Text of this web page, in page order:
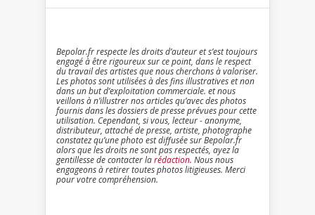
Bepolar.fr respecte les droits d’auteur et s’est toujours
engagé à être rigoureux sur ce point, dans le respect
du travail des artistes que nous cherchons à valoriser.
Les photos sont utilisées à des fins illustratives et non
dans un but d’exploitation commerciale. et nous
veillons à n’illustrer nos articles qu’avec des photos
fournis dans les dossiers de presse prévues pour cette
utilisation. Cependant, si vous, lecteur - anonyme,
distributeur, attaché de presse, artiste, photographe
constatez qu’une photo est diffusée sur Bepolar.fr
alors que les droits ne sont pas respectés, ayez la
gentillesse de contacter larédaction. Nous nous
engageons à retirer toutes photos litigieuses. Merci
pour votre compréhension.